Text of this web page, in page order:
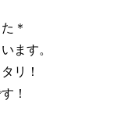
＊
ます。
リ！
！